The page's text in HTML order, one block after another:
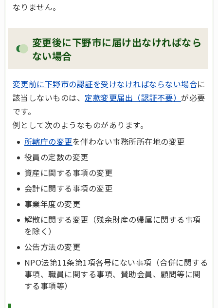
なりません。
変更後に下野市に届け出なければなら
ない場合
変更前に下野市の認証を受けなければならない場合に
該当しないものは、 定款変更届出（認証不要）が必要
です。
例として次のようなものがあります。
所轄庁の変更を伴わない事務所所在地の変更
役員の定数の変更
資産に関する事項の変更
会計に関する事項の変更
事業年度の変更
解散に関する変更（残余財産の帰属に関する事項
を除く）
公告方法の変更
NPO法第11条第1項各号にない事項（合併に関する
事項、職員に関する事項、賛助会員、顧問等に関
する事項等）